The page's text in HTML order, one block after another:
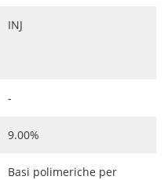
INJ
-
9.00%
Basi polimeriche per